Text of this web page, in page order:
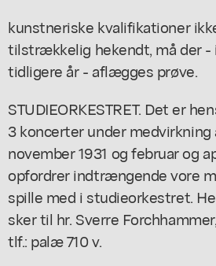
kunstneriske kvalifikationer
tilstrækkelig hekendt, må der -
tidligere år - aflægges prøve.
STUDIEORKESTRET. Det er
3 koncerter under
november 1931 og februar og
opfordrer indtrængende vore
spille med i studieorkestret.
sker til hr. Sverre
tlf.: palæ 710 v.